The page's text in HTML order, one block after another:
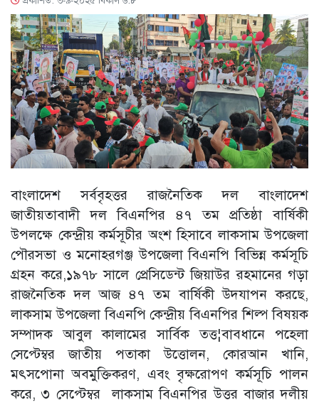
বাংলাদেশ সর্ববৃহত্তর রাজনৈতিক দল বাংলাদেশ
জাতীয়তাবাদী দল বিএনপির ৪৭ তম প্রতিষ্ঠা বার্ষিকী
উপলক্ষে কেন্দ্রীয় কর্মসূচীর অংশ হিসাবে লাকসাম উপজেলা
পৌরসভা ও মনোহরগঞ্জ উপজেলা বিএনপি বিভিন্ন কর্মসূচি
গ্রহন করে,১৯৭৮ সালে প্রেসিডেন্ট জিয়াউর রহমানের গড়া
রাজনৈতিক দল আজ ৪৭ তম বার্ষিকী উদযাপন করছে,
লাকসাম উপজেলা বিএনপি কেন্দ্রীয় বিএনপির শিল্প বিষয়ক
সম্পাদক আবুল কালামের সার্বিক তত্ত¦বাবধানে পহেলা
সেপ্টেম্বর জাতীয় পতাকা উত্তোলন, কোরআন খানি,
মৎসপোনা অবমুক্তিকরণ, এবং বৃক্ষরোপণ কর্মসূচি পালন
করে, ৩ সেপ্টেম্বর লাকসাম বিএনপির উত্তর বাজার দলীয়